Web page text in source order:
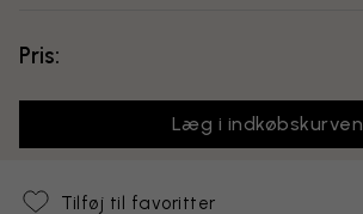
Pris:
Læg i indkøbskurven
Tilføj til favoritter